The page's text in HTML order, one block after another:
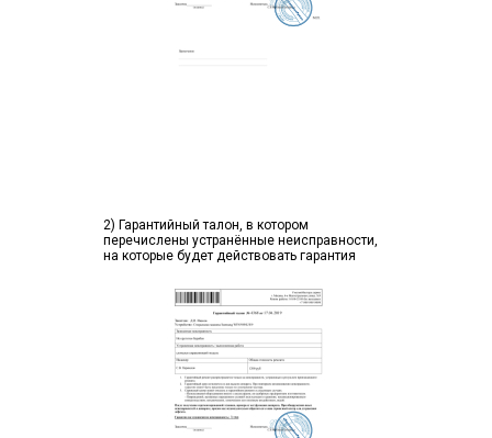
2) Гарантийный талон, в котором
перечислены устранённые неисправности,
на которые будет действовать гарантия